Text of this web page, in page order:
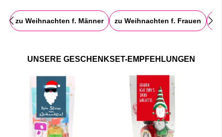
gemeinsame, besinnliche Adventsstunden.
Bei uns findest du ein großes Sortiment an ausgefallenen und
lustigen Kleinigkeiten, speziell für die Adventszeit. Perfekte
Weihnachtsmotiven, Weihnachtskerzen, Duftkerzen oder die
vielen, kleinen Weihnachtsdeko Artikel aus unserem Sortiment.
zu Weihnachten f. Männer zu Weihnachten f. Frauen
UNSERE GESCHENKSET-EMPFEHLUNGEN